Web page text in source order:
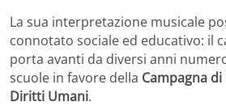
La sua interpretazione musicale
connotato sociale ed educativo: il
porta avanti da diversi anni
scuole in favore della Campagna
Diritti Umani.